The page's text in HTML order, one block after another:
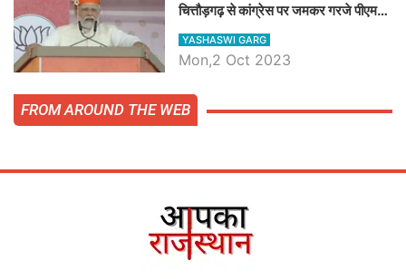
चित्तौड़गढ़ से कांग्रेस पर जमकर गरजे पीएम
मोदी, जाने प्रधानमंत्री के भाषण की बड़ी
बातें, देखें वीडियो
YASHASWI GARG
Mon,2 Oct 2023
FROM AROUND THE WEB